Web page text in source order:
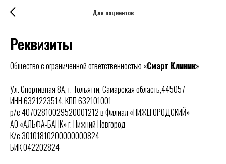
Для пациентов
Реквизиты
Общество с ограниченной ответственностью «Смарт Клиник»
Ул. Спортивная 8А, г. Тольятти, Самарская область,445057
ИНН 6321223514, КПП 632101001
р/с 40702810029520001212 в Филиал «НИЖЕГОРОДСКИЙ»
АО «АЛЬФА-БАНК» г. Нижний Новгород
К/с 30101810200000000824
БИК 042202824